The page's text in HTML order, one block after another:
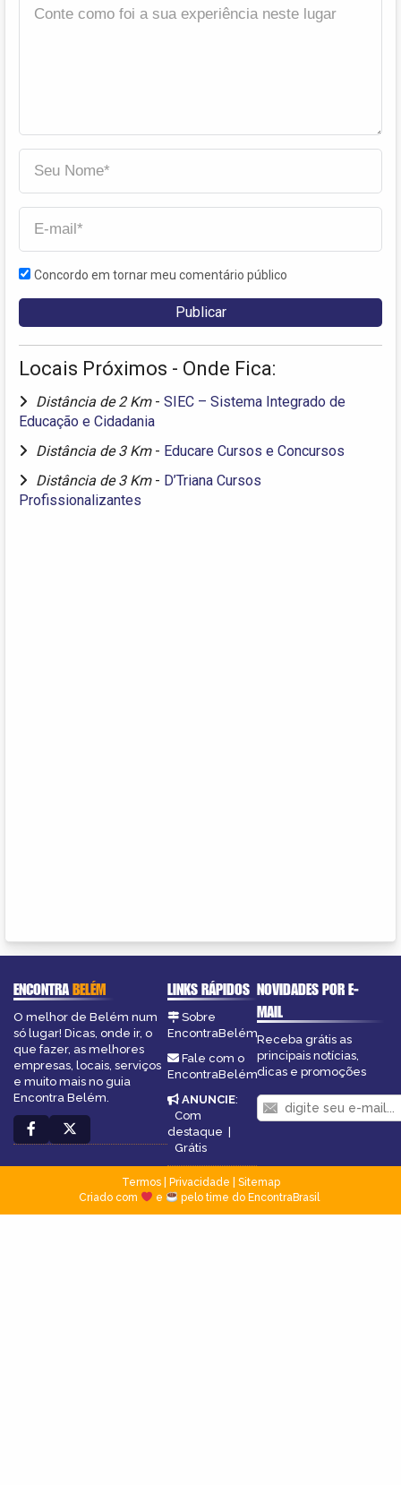
Concordo em tornar meu comentário público
Locais Próximos - Onde Fica:
Distância de 2 Km - SIEC – Sistema Integrado de
Educação e Cidadania
Distância de 3 Km - Educare Cursos e Concursos
Distância de 3 Km - D’Triana Cursos
Profissionalizantes
ENCONTRABELÉM
O melhor de Belém num
só lugar! Dicas, onde ir, o
que fazer, as melhores
empresas, locais, serviços
e muito mais no guia
Encontra Belém.
LINKS RÁPIDOS
Sobre
EncontraBelém
Fale com o
EncontraBelém
ANUNCIE:
Com
destaque
Grátis
NOVIDADES POR E-
MAIL
Receba grátis as
principais notícias,
dicas e promoções
Termos| Privacidade
Sitemap
Criado com
e pelo time do EncontraBrasil